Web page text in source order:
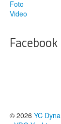
Foto
Video
Facebook
© 2026 YC